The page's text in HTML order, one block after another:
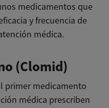
medicamentos que
y frecuencia de
médica.
(Clomid)
primer medicamento
médica prescriben